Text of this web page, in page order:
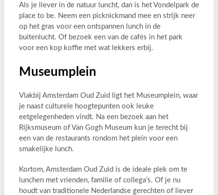
Als je liever in de natuur luncht, dan is het Vondelpark de
place to be. Neem een picknickmand mee en strijk neer
op het gras voor een ontspannen lunch in de
buitenlucht. Of bezoek een van de cafés in het park
voor een kop koffie met wat lekkers erbij.
Museumplein
Vlakbij Amsterdam Oud Zuid ligt het Museumplein, waar
je naast culturele hoogtepunten ook leuke
eetgelegenheden vindt. Na een bezoek aan het
Rijksmuseum of Van Gogh Museum kun je terecht bij
een van de restaurants rondom het plein voor een
smakelijke lunch.
Kortom, Amsterdam Oud Zuid is de ideale plek om te
lunchen met vrienden, familie of collega’s. Of je nu
houdt van traditionele Nederlandse gerechten of liever